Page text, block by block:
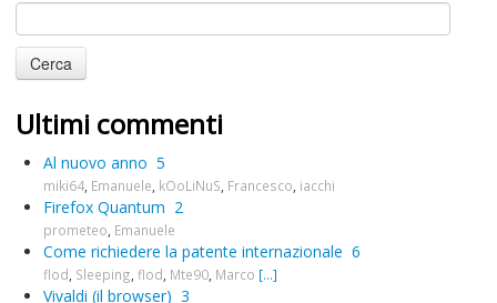
Ultimi commenti
Al nuovo anno 5
miki64 Emanuele kOoLiNuS Francesco iacchi
Firefox Quantum 2
prometeo Emanuele
Come richiedere la patente internazionale 6
flod Sleeping flod Mte90 Marco [...]
Vivaldi (il browser) 3